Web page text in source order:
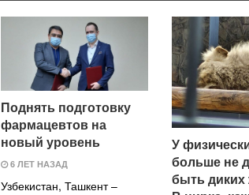
Поднять подготовку
фармацевтов на
новый уровень
6 ЛЕТ НАЗАД
Узбекистан, Ташкент –
У
больше не
быть